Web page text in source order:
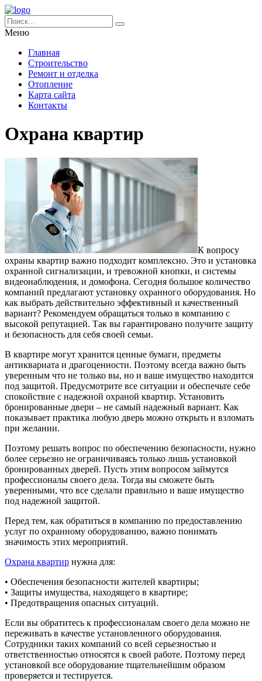
Меню
Главная
Строительство
Ремонт и отделка
Отопление
Карта сайта
Контакты
Охрана квартир
К вопросу
охраны квартир важно подходит комплексно. Это и установка
охранной сигнализации, и тревожной кнопки, и системы
видеонаблюдения, и домофона. Сегодня большое количество
компаний предлагают установку охранного оборудования. Но
как выбрать действительно эффективный и качественный
вариант? Рекомендуем обращаться только в компанию с
высокой репутацией. Так вы гарантировано получите защиту
и безопасность для себя своей семьи.
В квартире могут хранится ценные бумаги, предметы
антиквариата и драгоценности. Поэтому всегда важно быть
уверенным что не только вы, но и ваше имущество находится
под защитой. Предусмотрите все ситуации и обеспечьте себе
спокойствие с надежной охраной квартир. Установить
бронированные двери – не самый надежный вариант. Как
показывает практика любую дверь можно открыть и взломать
при желании.
Поэтому решать вопрос по обеспечению безопасности, нужно
более серьезно не ограничиваясь только лишь установкой
бронированных дверей. Пусть этим вопросом займутся
профессионалы своего дела. Тогда вы сможете быть
уверенными, что все сделали правильно и ваше имущество
под надежной защитой.
Перед тем, как обратиться в компанию по предоставлению
услуг по охранному оборудованию, важно понимать
значимость этих мероприятий.
Охрана квартир нужна для:
• Обеспечения безопасности жителей квартиры;
• Защиты имущества, находящего в квартире;
• Предотвращения опасных ситуаций.
Если вы обратитесь к профессионалам своего дела можно не
переживать в качестве установленного оборудования.
Сотрудники таких компаний со всей серьезностью и
ответственностью относятся к своей работе. Поэтому перед
установкой все оборудование тщательнейшим образом
проверяется и тестируется.